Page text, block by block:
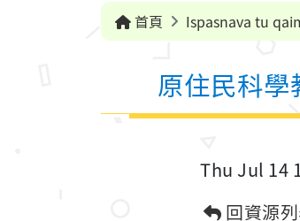
首頁 Ispasnava tu
原住民科
Thu Jul 14
回資源